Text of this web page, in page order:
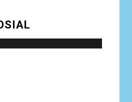
Hukum, Ungkap